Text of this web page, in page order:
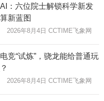
：六位院士解锁科学新发
新蓝图
2026年8月4日 CCTIME飞象网
竞“试炼”，骁龙能给普通玩
2026年8月4日 CCTIME飞象网